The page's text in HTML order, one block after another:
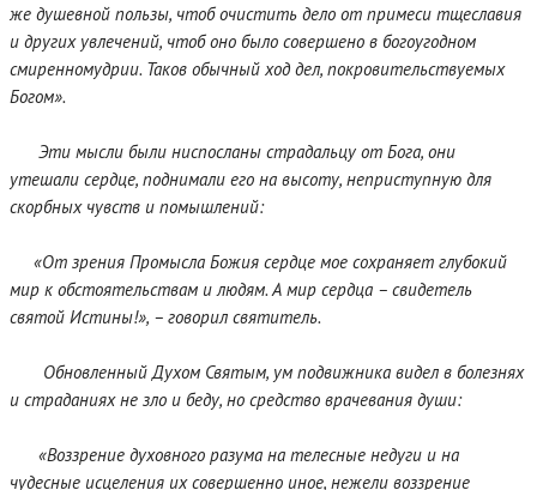
же душевной пользы, чтоб очистить дело от примеси тщеславия
и других увлечений, чтоб оно было совершено в богоугодном
смиренномудрии. Таков обычный ход дел, покровительствуемых
Богом».
Эти мысли были ниспосланы страдальцу от Бога, они
утешали сердце, поднимали его на высоту, неприступную для
скорбных чувств и помышлений:
«От зрения Промысла Божия сердце мое сохраняет глубокий
мир к обстоятельствам и людям. А мир сердца – свидетель
святой Истины!», – говорил святитель.
Обновленный Духом Святым, ум подвижника видел в болезнях
и страданиях не зло и беду, но средство врачевания души:
«Воззрение духовного разума на телесные недуги и на
чудесные исцеления их совершенно иное, нежели воззрение